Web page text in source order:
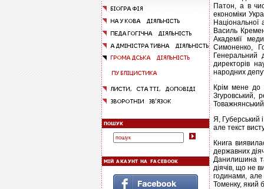
Патон, а в
економіки
Національної
Василь
Академії
Симоненко,
Генеральний
директорів
народних
Крім мене до
Згуровський,
Я, Губерський
але текст
Книга
державних
Данилишина
діячів, що не
годинами, але
Томенку, який